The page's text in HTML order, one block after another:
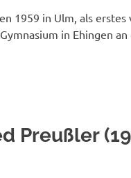
1959 in Ulm, als erstes
in Ehingen
Preußler